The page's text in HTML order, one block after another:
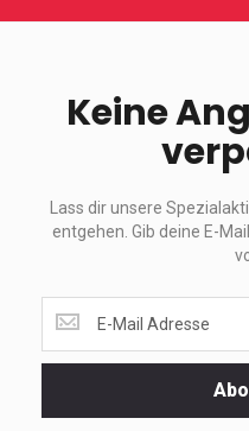
Keine
Lass dir unsere
entgehen. Gib deine E-
dir
unsere